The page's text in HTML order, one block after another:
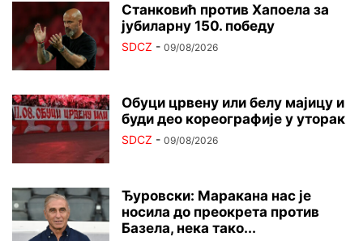
Станковић против Хапоела за
јубиларну 150. победу
SDCZ - 09/08/2026
Обуци црвену или белу мајицу и
буди део кореографије у уторак
SDCZ - 09/08/2026
Ђуровски: Маракана нас је
носила до преокрета против
Базела, нека тако...